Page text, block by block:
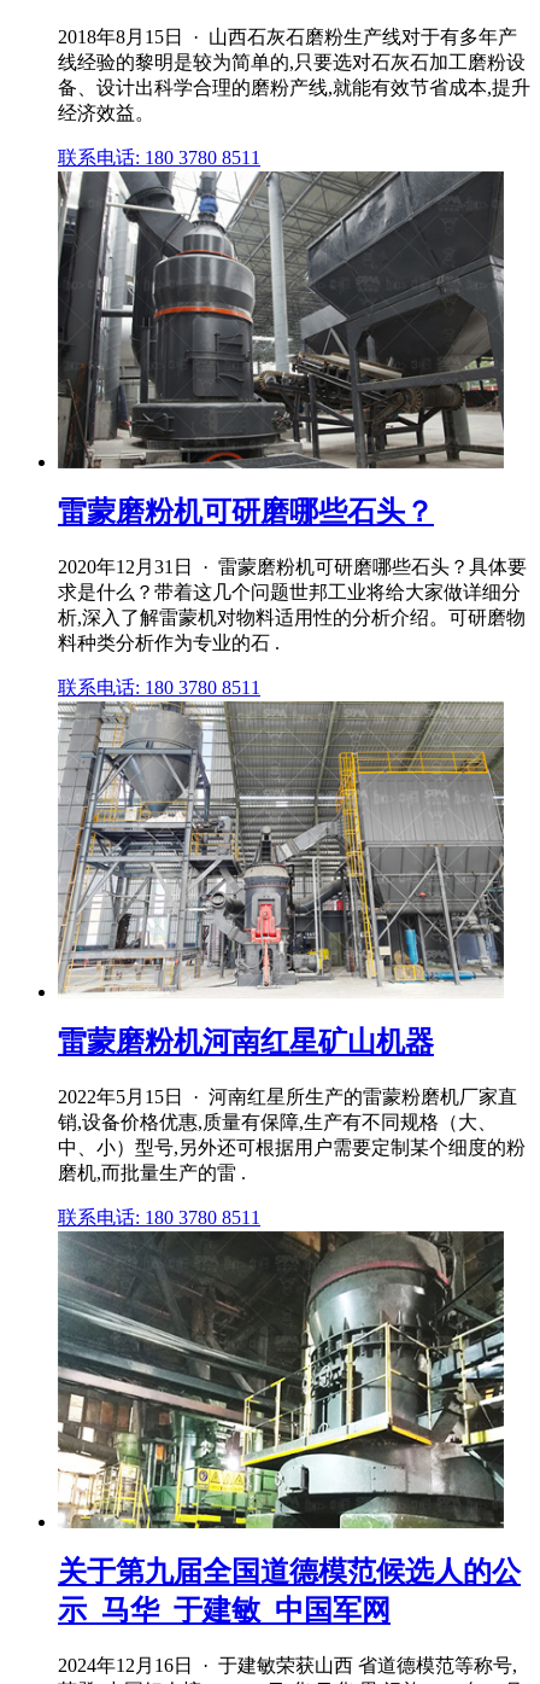
2018年8月15日 · 山西石灰石磨粉生产线对于有多年产
线经验的黎明是较为简单的,只要选对石灰石加工磨粉设
备、设计出科学合理的磨粉产线,就能有效节省成本,提升
经济效益。
联系电话: 180 3780 8511
雷蒙磨粉机可研磨哪些石头？
2020年12月31日 · 雷蒙磨粉机可研磨哪些石头？具体要
求是什么？带着这几个问题世邦工业将给大家做详细分
析,深入了解雷蒙机对物料适用性的分析介绍。可研磨物
料种类分析作为专业的石 .
联系电话: 180 3780 8511
雷蒙磨粉机河南红星矿山机器
2022年5月15日 · 河南红星所生产的雷蒙粉磨机厂家直
销,设备价格优惠,质量有保障,生产有不同规格（大、
中、小）型号,另外还可根据用户需要定制某个细度的粉
磨机,而批量生产的雷 .
联系电话: 180 3780 8511
关于第九届全国道德模范候选人的公
示_马华_于建敏_中国军网
2024年12月16日 · 于建敏荣获山西 省道德模范等称号,